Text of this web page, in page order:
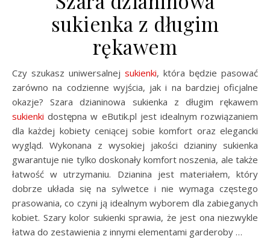
sukienka z długim
rękawem
Czy szukasz uniwersalnej sukienki, która będzie pasować
zarówno na codzienne wyjścia, jak i na bardziej oficjalne
okazje? Szara dzianinowa sukienka z długim rękawem
sukienki dostępna w eButik.pl jest idealnym rozwiązaniem
dla każdej kobiety ceniącej sobie komfort oraz elegancki
wygląd. Wykonana z wysokiej jakości dzianiny sukienka
gwarantuje nie tylko doskonały komfort noszenia, ale także
łatwość w utrzymaniu. Dzianina jest materiałem, który
dobrze układa się na sylwetce i nie wymaga częstego
prasowania, co czyni ją idealnym wyborem dla zabieganych
kobiet. Szary kolor sukienki sprawia, że jest ona niezwykle
łatwa do zestawienia z innymi elementami garderoby …